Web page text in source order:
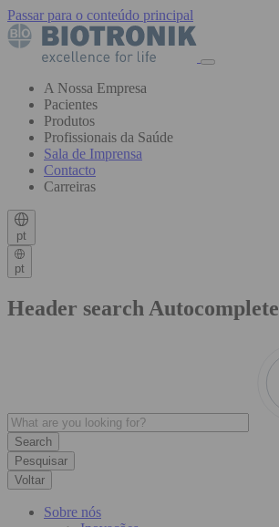
Passar para o conteúdo principal
A Nossa Empresa
Pacientes
Produtos
Profissionais da Saúde
Sala de Imprensa
Contacto
Carreiras
pt
pt
Header search Autocomplete
Pesquisar
Voltar
Sobre nós